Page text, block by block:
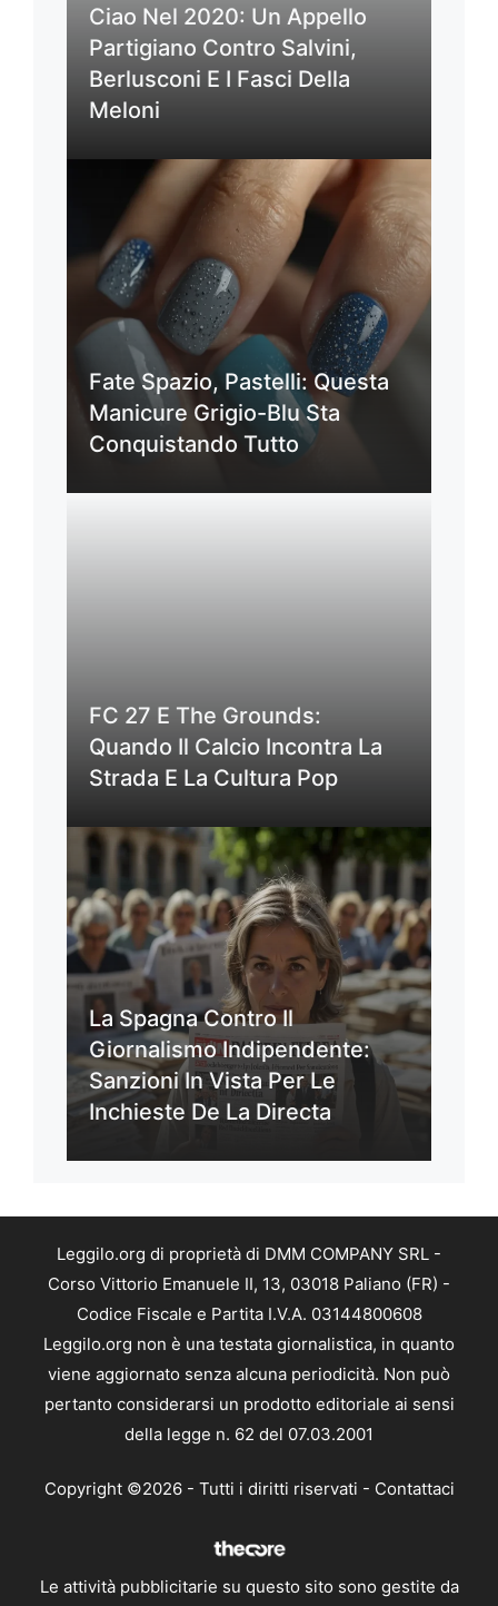
Ciao Nel 2020: Un Appello
Partigiano Contro Salvini,
Berlusconi E I Fasci Della
Meloni
Fate Spazio, Pastelli: Questa
Manicure Grigio-Blu Sta
Conquistando Tutto
FC 27 E The Grounds:
Quando Il Calcio Incontra La
Strada E La Cultura Pop
La Spagna Contro Il
Giornalismo Indipendente:
Sanzioni In Vista Per Le
Inchieste De La Directa
Leggilo.org di proprietà di DMM COMPANY SRL -
Corso Vittorio Emanuele II, 13, 03018 Paliano (FR) -
Codice Fiscale e Partita I.V.A. 03144800608
Leggilo.org non è una testata giornalistica, in quanto
viene aggiornato senza alcuna periodicità. Non può
pertanto considerarsi un prodotto editoriale ai sensi
della legge n. 62 del 07.03.2001
Copyright ©2026 - Tutti i diritti riservati - Contattaci
Le attività pubblicitarie su questo sito sono gestite da